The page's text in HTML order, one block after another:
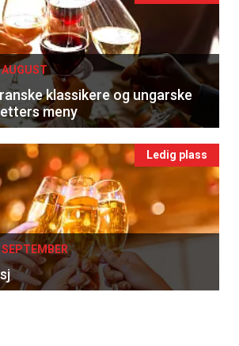
AUGUST
klassikere og ungarske
meny
Ledig plass
SEPTEMBER